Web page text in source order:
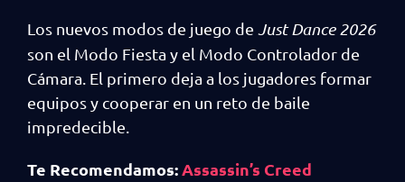
Los nuevos modos de juego de Just Dance 2026
son el Modo Fiesta y el Modo Controlador de
Cámara. El primero deja a los jugadores formar
equipos y cooperar en un reto de baile
impredecible.
Te Recomendamos:Assassin’s Creed